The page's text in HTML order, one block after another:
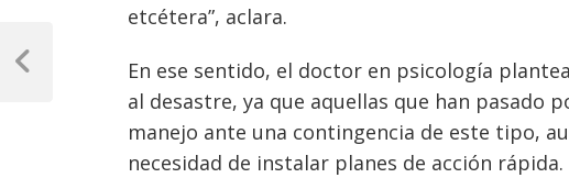
etcétera”, aclara.
En ese sentido, el doctor en psicología
al desastre, ya que aquellas que han pasado
manejo ante una contingencia de este tipo,
necesidad de instalar planes de acción rápida.
Navegación
de
Previous